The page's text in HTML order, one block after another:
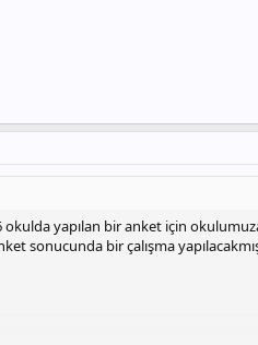
okulda yapılan bir anket için
sonucunda bir çalışma